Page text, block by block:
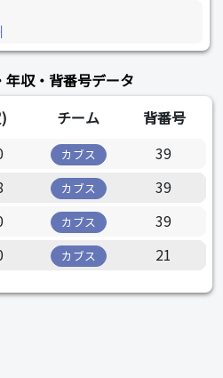
収・背番号データ
チーム
背番号
カブス
39
カブス
39
カブス
39
カブス 21